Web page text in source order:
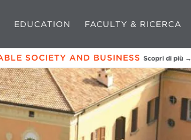
EDUCATION FACULTY & RICERCA
SOCIETY AND BUSINESS Scopri di più →